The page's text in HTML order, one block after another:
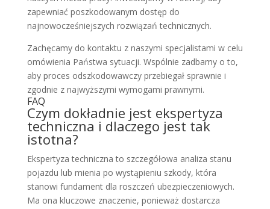
zapewniać poszkodowanym dostęp do
najnowocześniejszych rozwiązań technicznych.
Zachęcamy do kontaktu z naszymi specjalistami w celu
omówienia Państwa sytuacji. Wspólnie zadbamy o to,
aby proces odszkodowawczy przebiegał sprawnie i
zgodnie z najwyższymi wymogami prawnymi.
FAQ
Czym dokładnie jest ekspertyza
techniczna i dlaczego jest tak
istotna?
Ekspertyza techniczna to szczegółowa analiza stanu
pojazdu lub mienia po wystąpieniu szkody, która
stanowi fundament dla roszczeń ubezpieczeniowych.
Ma ona kluczowe znaczenie, ponieważ dostarcza